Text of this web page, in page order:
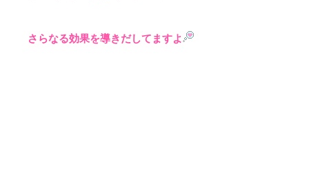
さらなる効果を導きだしてますよ